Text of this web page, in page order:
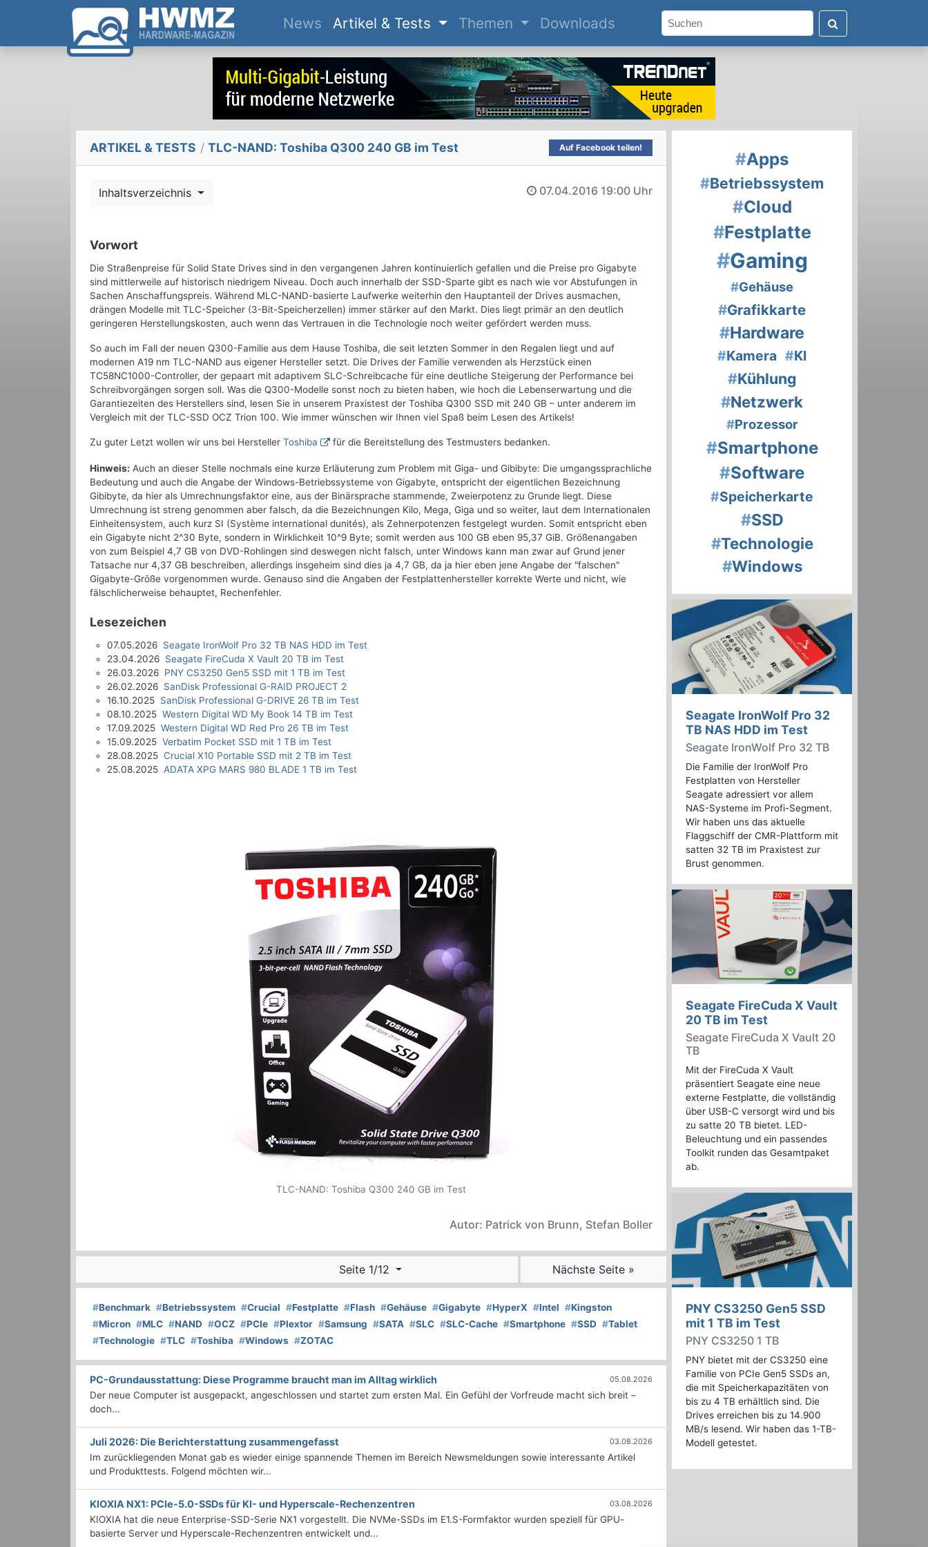
News(current)
Artikel & Tests Themen Downloads
ARTIKEL & TESTS / TLC-NAND: Toshiba Q300 240 GB im Test Auf Facebook teilen!
Inhaltsverzeichnis 07.04.2016 19:00 Uhr
Vorwort
Die Straßenpreise für Solid State Drives sind in den vergangenen Jahren kontinuierlich gefallen und die Preise pro Gigabyte
sind mittlerweile auf historisch niedrigem Niveau. Doch auch innerhalb der SSD-Sparte gibt es nach wie vor Abstufungen in
Sachen Anschaffungspreis. Während MLC-NAND-basierte Laufwerke weiterhin den Hauptanteil der Drives ausmachen,
drängen Modelle mit TLC-Speicher (3-Bit-Speicherzellen) immer stärker auf den Markt. Dies liegt primär an den deutlich
geringeren Herstellungskosten, auch wenn das Vertrauen in die Technologie noch weiter gefördert werden muss.
So auch im Fall der neuen Q300-Familie aus dem Hause Toshiba, die seit letzten Sommer in den Regalen liegt und auf
modernen A19 nm TLC-NAND aus eigener Hersteller setzt. Die Drives der Familie verwenden als Herzstück einen
TC58NC1000-Controller, der gepaart mit adaptivem SLC-Schreibcache für eine deutliche Steigerung der Performance bei
Schreibvorgängen sorgen soll. Was die Q300-Modelle sonst noch zu bieten haben, wie hoch die Lebenserwartung und die
Garantiezeiten des Herstellers sind, lesen Sie in unserem Praxistest der Toshiba Q300 SSD mit 240 GB – unter anderem im
Vergleich mit der TLC-SSD OCZ Trion 100. Wie immer wünschen wir Ihnen viel Spaß beim Lesen des Artikels!
Zu guter Letzt wollen wir uns bei Hersteller Toshiba für die Bereitstellung des Testmusters bedanken.
Hinweis: Auch an dieser Stelle nochmals eine kurze Erläuterung zum Problem mit Giga- und Gibibyte: Die umgangssprachliche
Bedeutung und auch die Angabe der Windows-Betriebssysteme von Gigabyte, entspricht der eigentlichen Bezeichnung
Gibibyte, da hier als Umrechnungsfaktor eine, aus der Binärsprache stammende, Zweierpotenz zu Grunde liegt. Diese
Umrechnung ist streng genommen aber falsch, da die Bezeichnungen Kilo, Mega, Giga und so weiter, laut dem Internationalen
Einheitensystem, auch kurz SI (Système international dunités), als Zehnerpotenzen festgelegt wurden. Somit entspricht eben
ein Gigabyte nicht 2^30 Byte, sondern in Wirklichkeit 10^9 Byte; somit werden aus 100 GB eben 95,37 GiB. Größenangaben
von zum Beispiel 4,7 GB von DVD-Rohlingen sind deswegen nicht falsch, unter Windows kann man zwar auf Grund jener
Tatsache nur 4,37 GB beschreiben, allerdings insgeheim sind dies ja 4,7 GB, da ja hier eben jene Angabe der "falschen"
Gigabyte-Größe vorgenommen wurde. Genauso sind die Angaben der Festplattenhersteller korrekte Werte und nicht, wie
fälschlicherweise behauptet, Rechenfehler.
Lesezeichen
07.05.2026 Seagate IronWolf Pro 32 TB NAS HDD im Test
23.04.2026 Seagate FireCuda X Vault 20 TB im Test
26.03.2026 PNY CS3250 Gen5 SSD mit 1 TB im Test
26.02.2026 SanDisk Professional G-RAID PROJECT 2
16.10.2025 SanDisk Professional G-DRIVE 26 TB im Test
08.10.2025 Western Digital WD My Book 14 TB im Test
17.09.2025 Western Digital WD Red Pro 26 TB im Test
15.09.2025 Verbatim Pocket SSD mit 1 TB im Test
28.08.2025 Crucial X10 Portable SSD mit 2 TB im Test
25.08.2025 ADATA XPG MARS 980 BLADE 1 TB im Test
TLC-NAND: Toshiba Q300 240 GB im Test
Autor: Patrick von Brunn, Stefan Boller
Seite 1/12 Nächste Seite »
#Benchmark #Betriebssystem #Crucial #Festplatte #Flash #Gehäuse #Gigabyte #HyperX #Intel #Kingston
#Micron #MLC #NAND #OCZ #PCIe #Plextor #Samsung #SATA #SLC #SLC-Cache #Smartphone #SSD #Tablet
#Technologie #TLC #Toshiba #Windows #ZOTAC
PC-Grundausstattung: Diese Programme braucht man im Alltag wirklich 05.08.2026
Der neue Computer ist ausgepackt, angeschlossen und startet zum ersten Mal. Ein Gefühl der Vorfreude macht sich breit –
doch...
Juli 2026: Die Bericht­erstattung zusammengefasst 03.08.2026
Im zurückliegenden Monat gab es wieder einige spannende Themen im Bereich Newsmeldungen sowie interessante Artikel
und Produkttests. Folgend möchten wir...
KIOXIA NX1: PCIe-5.0-SSDs für KI- und Hyperscale-Rechenzentren 03.08.2026
KIOXIA hat die neue Enterprise-SSD-Serie NX1 vorgestellt. Die NVMe-SSDs im E1.S-Formfaktor wurden speziell für GPU-
basierte Server und Hyperscale-Rechenzentren entwickelt und...
#Apps
#Betriebssystem
#Cloud
#Festplatte
#Gaming
#Gehäuse
#Grafikkarte
#Hardware
#Kamera #KI
#Kühlung
#Netzwerk
#Prozessor
#Smartphone
#Software
#Speicherkarte
#SSD
#Technologie
#Windows
Seagate IronWolf Pro 32
TB NAS HDD im Test
Seagate IronWolf Pro 32 TB
Die Familie der IronWolf Pro
Festplatten von Hersteller
Seagate adressiert vor allem
NAS-Systeme im Profi-Segment.
Wir haben uns das aktuelle
Flaggschiff der CMR-Plattform mit
satten 32 TB im Praxistest zur
Brust genommen.
Seagate FireCuda X Vault
20 TB im Test
Seagate FireCuda X Vault 20
TB
Mit der FireCuda X Vault
präsentiert Seagate eine neue
externe Festplatte, die vollständig
über USB-C versorgt wird und bis
zu satte 20 TB bietet. LED-
Beleuchtung und ein passendes
Toolkit runden das Gesamtpaket
ab.
PNY CS3250 Gen5 SSD
mit 1 TB im Test
PNY CS3250 1 TB
PNY bietet mit der CS3250 eine
Familie von PCIe Gen5 SSDs an,
die mit Speicherkapazitäten von
bis zu 4 TB erhältlich sind. Die
Drives erreichen bis zu 14.900
MB/s lesend. Wir haben das 1-TB-
Modell getestet.